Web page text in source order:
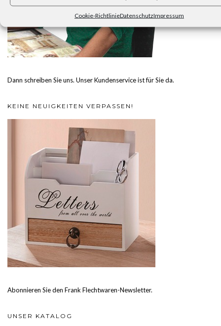
Cookie-RichtlinieDatenschutzImpressum
Dann schreiben Sie uns. Unser Kundenservice ist für Sie da.
KEINE NEUIGKEITEN VERPASSEN!
Abonnieren Sie den Frank Flechtwaren-Newsletter.
UNSER KATALOG